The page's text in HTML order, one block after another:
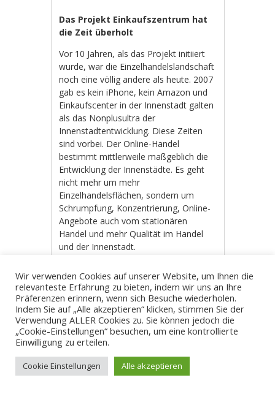
Das Projekt Einkaufszentrum hat
die Zeit überholt
Vor 10 Jahren, als das Projekt initiiert
wurde, war die Einzelhandelslandschaft
noch eine völlig andere als heute. 2007
gab es kein iPhone, kein Amazon und
Einkaufscenter in der Innenstadt galten
als das Nonplusultra der
Innenstadtentwicklung. Diese Zeiten
sind vorbei. Der Online-Handel
bestimmt mittlerweile maßgeblich die
Entwicklung der Innenstädte. Es geht
nicht mehr um mehr
Einzelhandelsflächen, sondern um
Schrumpfung, Konzentrierung, Online-
Angebote auch vom stationären
Handel und mehr Qualität im Handel
und der Innenstadt.
in Sachen Einkaufszentren im Denken
der 90er und frühen 2000er. Mehr und
größere Handelsflächen würden der
Innenstadt gut tun, diese Begründung
bekam man bei der Ratssitzung am
16.11. immer wieder zu hören.
Weiterlesen→
Wir verwenden Cookies auf unserer Website, um Ihnen die
relevanteste Erfahrung zu bieten, indem wir uns an Ihre
Präferenzen erinnern, wenn sich Besuche wiederholen.
Indem Sie auf „Alle akzeptieren“ klicken, stimmen Sie der
Verwendung ALLER Cookies zu. Sie können jedoch die
„Cookie-Einstellungen“ besuchen, um eine kontrollierte
Einwilligung zu erteilen.
Cookie Einstellungen Alle akzeptieren